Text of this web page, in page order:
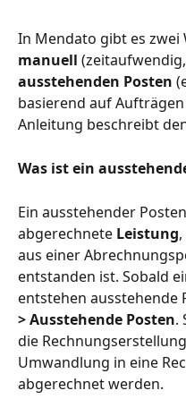
In Mendato gibt es zwei
manuell
ausstehenden Posten
basierend auf
Anleitung beschreibt
Was ist ein
Ein ausstehender
abgerechnete Leistung,
aus einer
entstanden ist. Sobald
entstehen ausstehende
> Ausstehende Posten.
die
Umwandlung in eine
abgerechnet werden.